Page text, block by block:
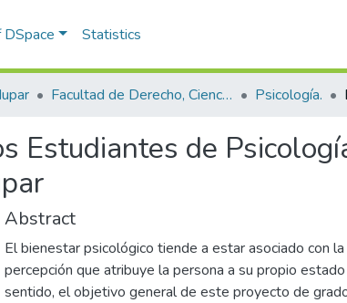
Statistics
Facultad de Derecho, Ciencias Políticas y Sociales. Psicología.
Estudiantes de
Abstract
El bienestar psicológico tiende a estar asociado con
percepción que atribuye la persona a su propio
sentido, el objetivo general de este proyecto de